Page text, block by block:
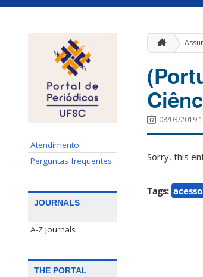
Atendimento
Perguntas frequentes
JOURNALS
A-Z Journals
THE PORTAL
08/03/2019
Sorry, this
Tags: